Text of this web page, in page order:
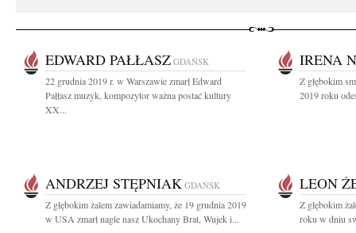
EDWARD PAŁŁASZ GDAŃSK
22 grudnia 2019 r. w Warszawie zmarł Edward
Pałłasz muzyk, kompozytor ważna postać kultury
XX...
IRENA
Z głębokim
2019 roku
ANDRZEJ STĘPNIAK GDAŃSK
Z głębokim żalem zawiadamiamy, że 19 grudnia 2019
w USA zmarł nagle nasz Ukochany Brat, Wujek i...
LEON
Z głębokim
roku w dniu